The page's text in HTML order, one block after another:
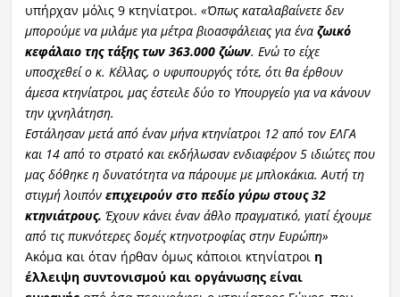
υπήρχαν μόλις 9 κτηνίατροι. «Όπως καταλαβαίνετε δεν
μπορούμε να μιλάμε για μέτρα βιοασφάλειας για έναζωικό
κεφάλαιο της τάξης των 363.000 ζώων. Ενώ το είχε
υποσχεθεί ο κ. Κέλλας, ο υφυπουργός τότε, ότι θα έρθουν
άμεσα κτηνίατροι, μας έστειλε δύο το Υπουργείο για να κάνουν
την ιχνηλάτηση.
Εστάλησαν μετά από έναν μήνα κτηνίατροι 12 από τον ΕΛΓΑ
και 14 από το στρατό και εκδήλωσαν ενδιαφέρον 5 ιδιώτες που
μας δόθηκε η δυνατότητα να πάρουμε με μπλοκάκια. Αυτή τη
στιγμή λοιπόν επιχειρούν στο πεδίο γύρω στους 32
κτηνιάτρους. Έχουν κάνει έναν άθλο πραγματικό, γιατί έχουμε
από τις πυκνότερες δομές κτηνοτροφίας στην Ευρώπη»
Ακόμα και όταν ήρθαν όμως κάποιοι κτηνίατροι η
έλλειψη συντονισμού και οργάνωσης είναι